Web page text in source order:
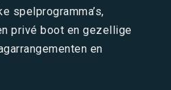
spelprogramma’s,
privé boot en gezellige
en